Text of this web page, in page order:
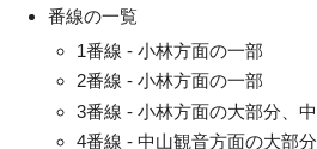
番線の一覧
1番線 - 小林方面の一部
2番線 - 小林方面の一部
3番線 - 小林方面の大部分、
4番線 - 中山観音方面の大部分